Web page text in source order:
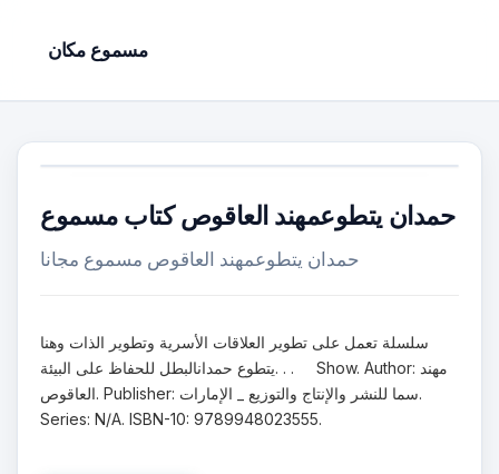
مسموع مكان
حمدان يتطوعمهند العاقوص كتاب مسموع
حمدان يتطوعمهند العاقوص مسموع مجانا
سلسلة تعمل على تطوير العلاقات الأسرية وتطوير الذات وهنا
يتطوع حمدانالبطل للحفاظ على البيئة. . . Show. Author: مهند
العاقوص. Publisher: سما للنشر والإنتاج والتوزيع _ الإمارات.
Series: N/A. ISBN-10: 9789948023555.